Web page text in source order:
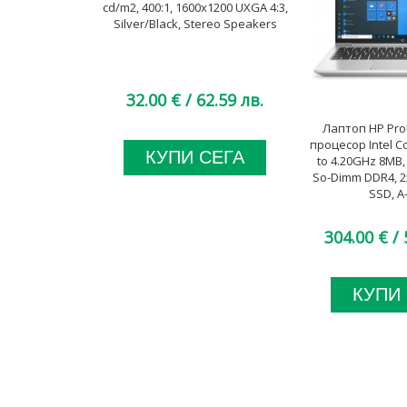
cd/m2, 400:1, 1600x1200 UXGA 4:3,
Silver/Black, Stereo Speakers
32.00 € / 62.59 лв.
КУПИ СЕГА
Лаптоп HP
процесор Intel
to 4.20GHz
So-Dimm DDR4,
SSD,
304.00 € /
КУПИ